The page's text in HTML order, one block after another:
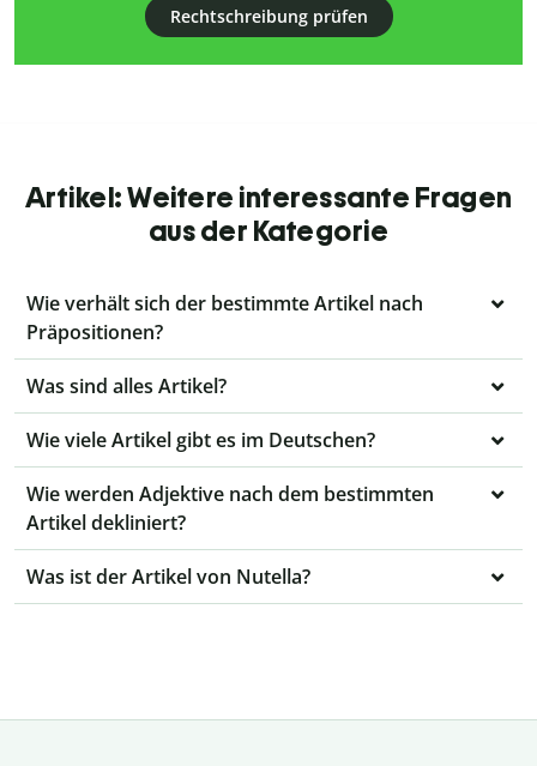
Rechtschreibung prüfen
Artikel: Weitere interessante Fragen
aus der Kategorie
Wie verhält sich der bestimmte Artikel nach
Präpositionen?
Was sind alles Artikel?
Wie viele Artikel gibt es im Deutschen?
Wie werden Adjektive nach dem bestimmten
Artikel dekliniert?
Was ist der Artikel von Nutella?